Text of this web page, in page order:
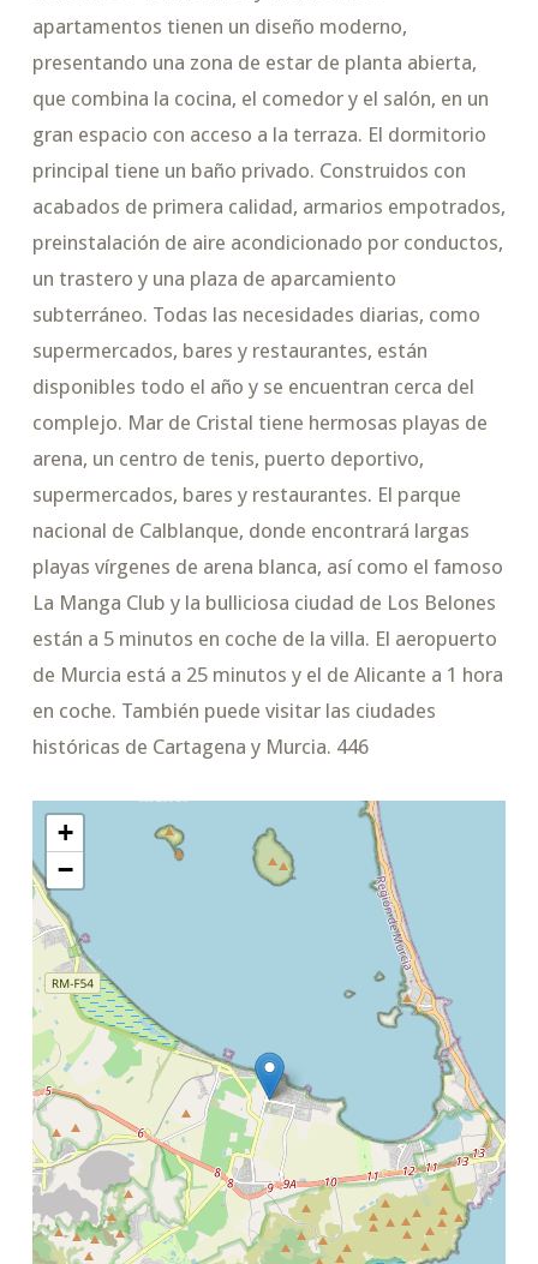
apartamentos tienen un diseño moderno,
presentando una zona de estar de planta abierta,
que combina la cocina, el comedor y el salón, en un
gran espacio con acceso a la terraza. El dormitorio
principal tiene un baño privado. Construidos con
acabados de primera calidad, armarios empotrados,
preinstalación de aire acondicionado por conductos,
un trastero y una plaza de aparcamiento
subterráneo. Todas las necesidades diarias, como
supermercados, bares y restaurantes, están
disponibles todo el año y se encuentran cerca del
complejo. Mar de Cristal tiene hermosas playas de
arena, un centro de tenis, puerto deportivo,
supermercados, bares y restaurantes. El parque
nacional de Calblanque, donde encontrará largas
playas vírgenes de arena blanca, así como el famoso
La Manga Club y la bulliciosa ciudad de Los Belones
están a 5 minutos en coche de la villa. El aeropuerto
de Murcia está a 25 minutos y el de Alicante a 1 hora
en coche. También puede visitar las ciudades
históricas de Cartagena y Murcia. 446
+
−